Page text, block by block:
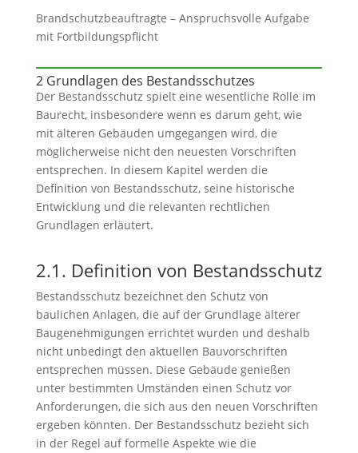
Brandschutzbeauftragte – Anspruchsvolle Aufgabe
mit Fortbildungspflicht
2 Grundlagen des Bestandsschutzes
Der Bestandsschutz spielt eine wesentliche Rolle im
Baurecht, insbesondere wenn es darum geht, wie
mit älteren Gebäuden umgegangen wird, die
möglicherweise nicht den neuesten Vorschriften
entsprechen. In diesem Kapitel werden die
Definition von Bestandsschutz, seine historische
Entwicklung und die relevanten rechtlichen
Grundlagen erläutert.
2.1. Definition von Bestandsschutz
Bestandsschutz bezeichnet den Schutz von
baulichen Anlagen, die auf der Grundlage älterer
Baugenehmigungen errichtet wurden und deshalb
nicht unbedingt den aktuellen Bauvorschriften
entsprechen müssen. Diese Gebäude genießen
unter bestimmten Umständen einen Schutz vor
Anforderungen, die sich aus den neuen Vorschriften
ergeben könnten. Der Bestandsschutz bezieht sich
in der Regel auf formelle Aspekte wie die